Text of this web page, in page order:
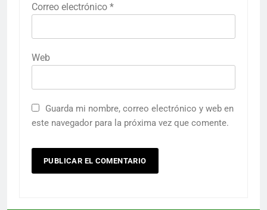
Correo electrónico *
Web
Guarda mi nombre, correo electrónico y web en
este navegador para la próxima vez que comente.